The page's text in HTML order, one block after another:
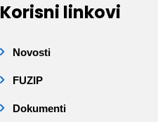
Korisni linkovi
Novosti
FUZIP
Dokumenti